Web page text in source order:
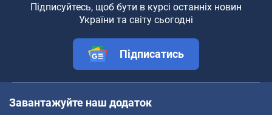
Підписуйтесь, щоб бути в курсі останніх новин
України та світу сьогодні
Підписатись
Завантажуйте наш додаток